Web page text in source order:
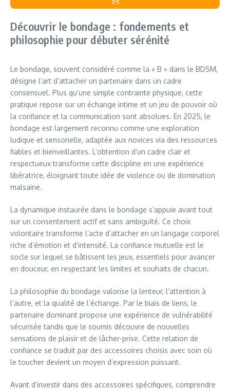
Découvrir le bondage : fondements et
philosophie pour débuter sérénité
Le bondage, souvent considéré comme la « B » dans le BDSM,
désigne l’art d’attacher un partenaire dans un cadre
consensuel. Plus qu’une simple contrainte physique, cette
pratique repose sur un échange intime et un jeu de pouvoir où
la confiance et la communication sont absolues. En 2025, le
bondage est largement reconnu comme une exploration
ludique et sensorielle, adaptée aux novices via des ressources
fiables et bienveillantes. L’obtention d’un cadre clair et
respectueux transforme cette discipline en une expérience
libératrice, éloignant toute idée de violence ou de domination
malsaine.
La dynamique instaurée dans le bondage s’appuie avant tout
sur un consentement actif et sans ambiguïté. Ce choix
volontaire transforme l’acte d’attacher en un langage corporel
riche d’émotion et d’intensité. La confiance mutuelle est le
socle sur lequel se bâtissent les jeux, essentiels pour avancer
en douceur, en respectant les limites et souhaits de chacun.
La philosophie du bondage valorise la lenteur, l’attention à
l’autre, et la qualité de l’échange. Par le biais de liens, le
partenaire dominant propose une expérience de vulnérabilité
sécurisée tandis que le soumis découvre de nouvelles
sensations de plaisir et de lâcher-prise. Cette relation de
confiance se traduit par des accessoires choisis avec soin où
le toucher devient un moyen d’expression puissant.
Avant d’investir dans des accessoires spécifiques, comprendre